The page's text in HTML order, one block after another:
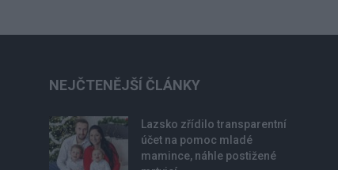
NEJČTENĚJŠÍ ČLÁNKY
Lazsko zřídilo transparentní
účet na pomoc mladé
mamince, náhle postižené